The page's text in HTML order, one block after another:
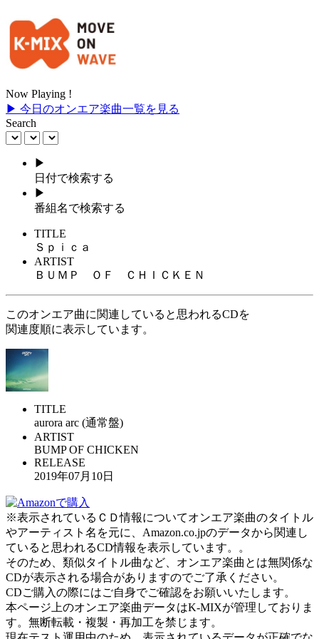
Now Playing !
▶ 今日のオンエア楽曲一覧を見る
Search
▶
日付で検索する
▶
番組名で検索する
TITLE
Ｓｐｉｃａ
ARTIST
ＢＵＭＰ ＯＦ ＣＨＩＣＫＥＮ
このオンエア曲に関連していると思われるCDを
関連度順に表示しています。
TITLE
aurora arc (通常盤)
ARTIST
BUMP OF CHICKEN
RELEASE
2019年07月10日
※表示されているＣＤ情報についてオンエア楽曲のタイトル
やアーティスト名を元に、Amazon.co.jpのデータから関連し
ていると思われるCD情報を表示しています。。
そのため、類似タイトル曲など、オンエア楽曲とは無関係な
CDが表示される場合がありますのでご了承ください。
CDご購入の際にはご自身でご確認をお願いいたします。
本ページ上のオンエア楽曲データはK-MIXが管理しておりま
す。無断転載・複製・再加工を禁じます。